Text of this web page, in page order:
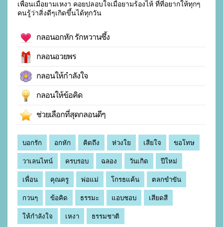
เพื่อนเมื่อยามเหงา คอยปลอบใจเมื่อยามร้องไห้ ที่ที่อยากให้ทุกๆ
คนรู้ว่าสิ่งดีๆเกิดขึ้นได้ทุกวัน
กลอนอกหัก รักหวานซึ้ง
กลอนอวยพร
กลอนให้กำลังใจ
กลอนให้ข้อคิด
ช่วยเลือกที่สุดกลอนดีๆ
บอกรัก อกหัก คิดถึง ห่วงใย เสียใจ ขอโทษ
วาเลนไทน์ ครบรอบ ฉลอง วันเกิด ปีใหม่
เพื่อน คุณครู พ่อแม่ โกรธแค้น ตลกขำขัน
กวนๆ ข้อคิด ธรรมะ แอบชอบ เสียดสี
ให้กำลังใจ เหงา ธรรมชาติ